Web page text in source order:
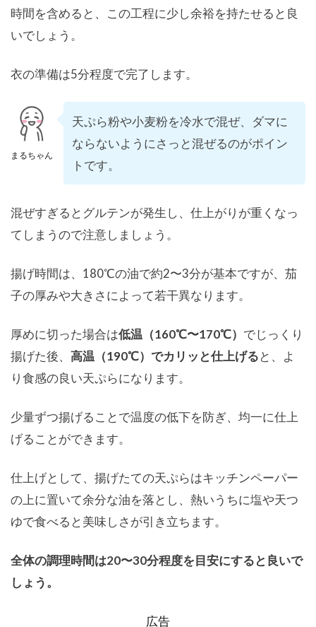
時間を含めると、この工程に少し余裕を持たせると良
いでしょう。
衣の準備は5分程度で完了します。
まるちゃん
天ぷら粉や小麦粉を冷水で混ぜ、ダマに
ならないようにさっと混ぜるのがポイン
トです。
混ぜすぎるとグルテンが発生し、仕上がりが重くなっ
てしまうので注意しましょう。
揚げ時間は、180℃の油で約2〜3分が基本ですが、茄
子の厚みや大きさによって若干異なります。
厚めに切った場合は低温（160℃〜170℃） でじっくり
揚げた後、 高温（190℃）でカリッと仕上げると、よ
り食感の良い天ぷらになります。
少量ずつ揚げることで温度の低下を防ぎ、均一に仕上
げることができます。
仕上げとして、揚げたての天ぷらはキッチンペーパー
の上に置いて余分な油を落とし、熱いうちに塩や天つ
ゆで食べると美味しさが引き立ちます。
全体の調理時間は20〜30分程度を目安にすると良いで
しょう。
広告